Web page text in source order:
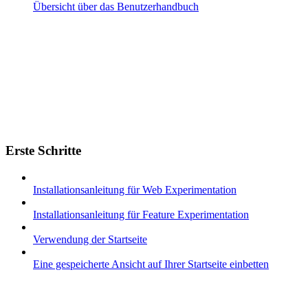
Übersicht über das Benutzerhandbuch
Erste Schritte
Installationsanleitung für Web Experimentation
Installationsanleitung für Feature Experimentation
Verwendung der Startseite
Eine gespeicherte Ansicht auf Ihrer Startseite einbetten